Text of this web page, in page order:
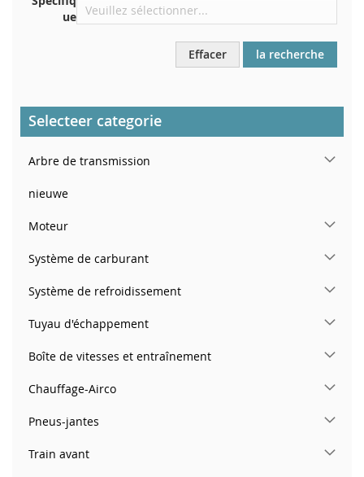
ue
Effacer la recherche
Selecteer categorie
Arbre de transmission
nieuwe
Moteur
Système de carburant
Système de refroidissement
Tuyau d'échappement
Boîte de vitesses et entraînement
Chauffage-Airco
Pneus-jantes
Train avant